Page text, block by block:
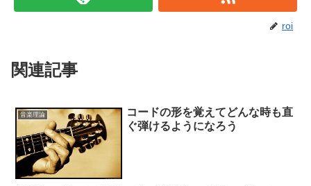
roi
関連記事
音楽理論
コードの形を覚えてどんな時も直
ぐ弾けるようになろう